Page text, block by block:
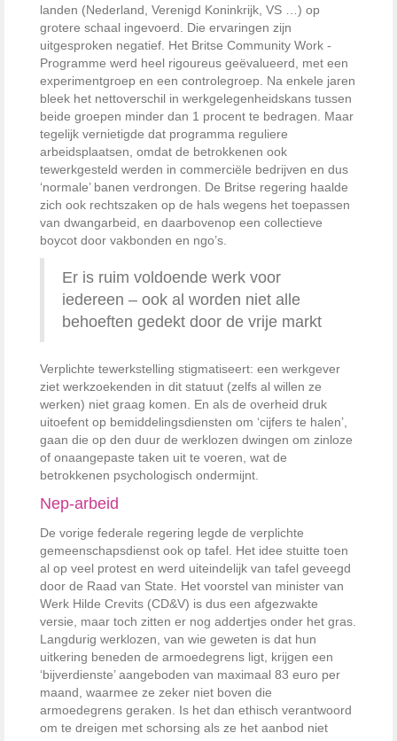
landen ­(Nederland, Verenigd Koninkrijk, VS …) op
grotere schaal ingevoerd. Die ervaringen zijn
uitgesproken negatief. Het Britse Community Work ­
Programme werd heel rigoureus ­geëvalueerd, met een
experimentgroep en een controlegroep. Na enkele jaren
bleek het nettoverschil in werkgelegenheidskans tussen
beide groepen minder dan 1 procent te ­bedragen. Maar
tegelijk vernietigde dat programma reguliere
arbeidsplaatsen, omdat de betrokkenen ook
tewerkgesteld werden in commerciële bedrijven en dus
‘normale’ banen verdrongen. De Britse regering haalde
zich ook rechtszaken op de hals ­wegens het toepassen
van dwangarbeid, en daarbovenop een collectieve
boycot door vakbonden en ngo’s.
Er is ruim voldoende werk voor
iedereen – ook al worden niet alle
behoeften gedekt door de vrije markt
Verplichte tewerkstelling stigmatiseert: een werkgever
ziet werkzoekenden in dit statuut (zelfs al willen ze
werken) niet graag komen. En als de overheid druk
uitoefent op bemiddelingsdiensten om ‘cijfers te halen’,
gaan die op den duur de werklozen dwingen om zinloze
of onaangepaste taken uit te voeren, wat de
betrokkenen psychologisch ondermijnt.
Nep-arbeid
De vorige federale regering legde de verplichte
gemeenschapsdienst ook op tafel. Het idee stuitte toen
al op veel protest en werd uiteindelijk van tafel geveegd
door de Raad van State. Het voorstel van minister van
Werk Hilde Crevits (CD&V) is dus een afgezwakte
versie, maar toch zitten er nog addertjes onder het gras.
Langdurig werk­lozen, van wie geweten is dat hun
uitkering beneden de armoedegrens ligt, krijgen een
‘bijverdienste’ aan­geboden van maximaal 83 euro per
maand, waarmee ze zeker niet boven die
armoedegrens geraken. Is het dan ethisch verantwoord
om te dreigen met schorsing als ze het aanbod niet